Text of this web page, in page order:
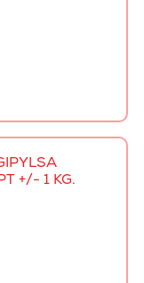
+/- 1 KG.